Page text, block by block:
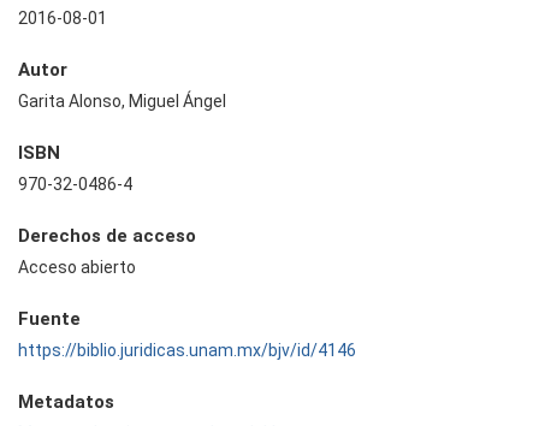
2016-08-01
Autor
Garita Alonso, Miguel Ángel
ISBN
970-32-0486-4
Derechos de acceso
Acceso abierto
Fuente
https://biblio.juridicas.unam.mx/bjv/id/4146
Metadatos